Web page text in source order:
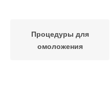
Процедуры для
омоложения